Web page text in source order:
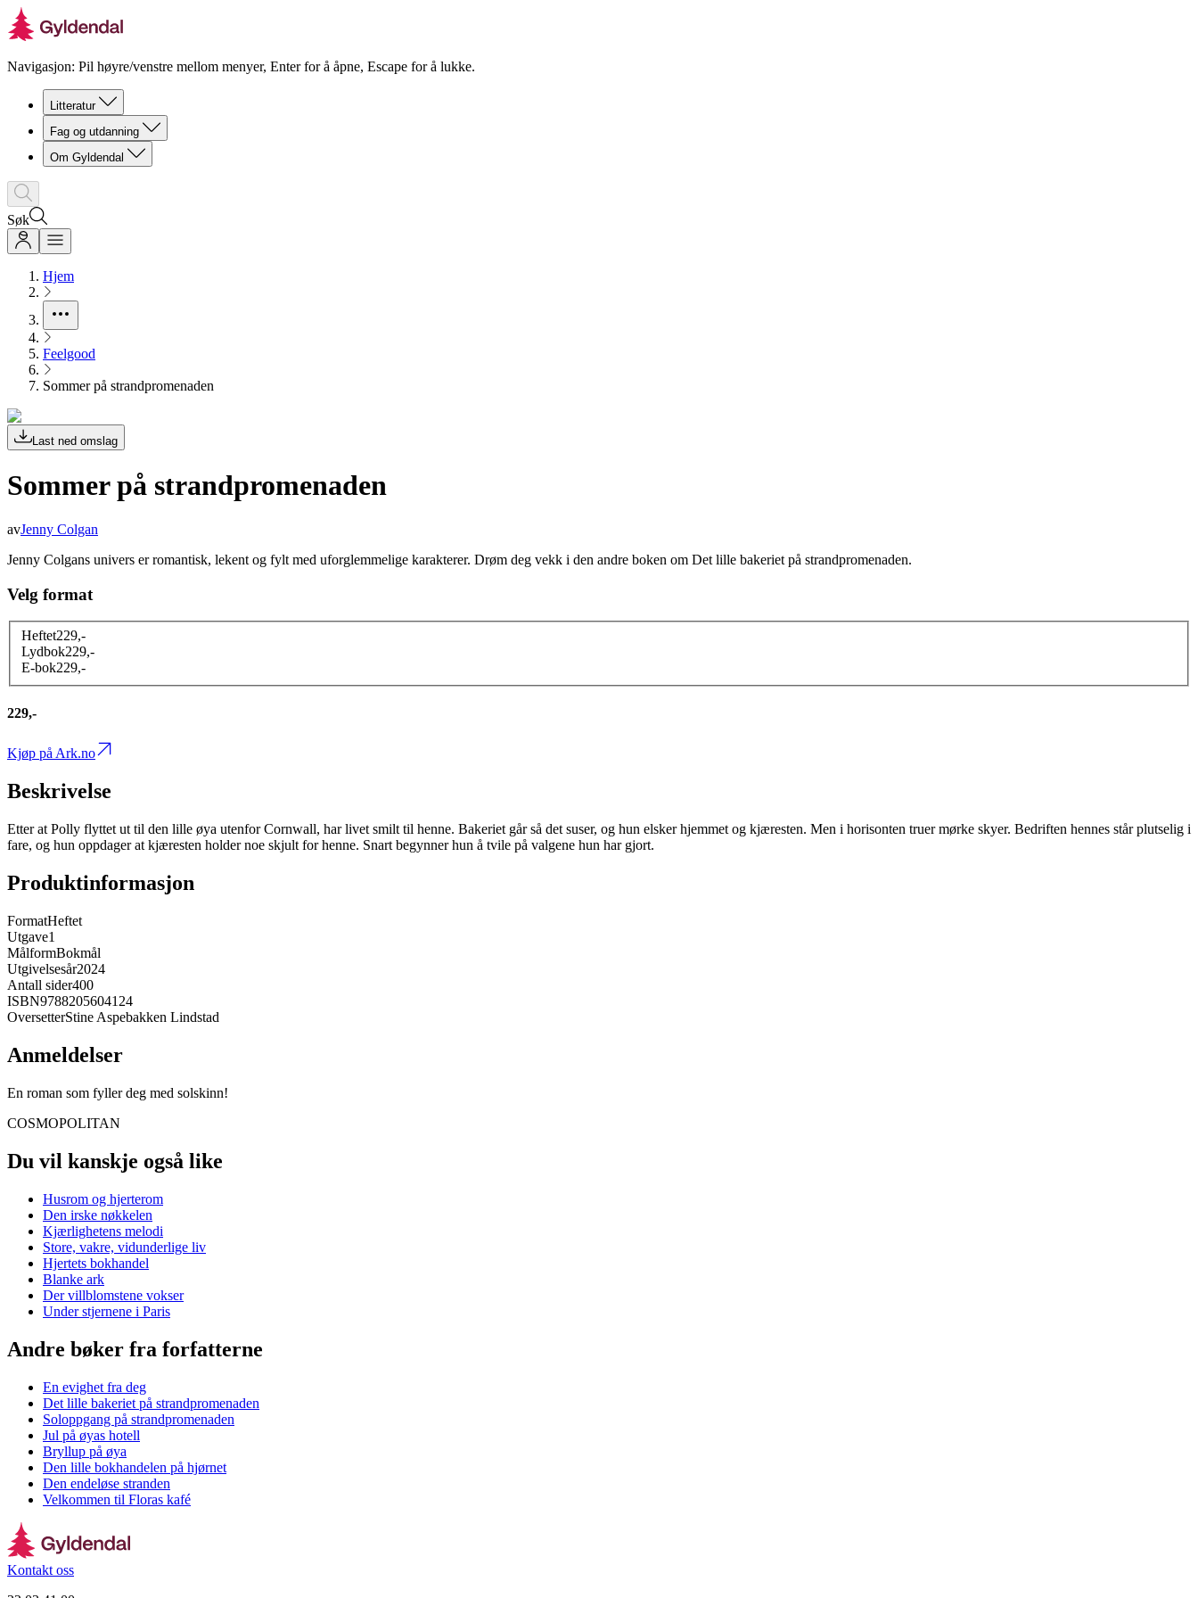
Navigasjon: Pil høyre/venstre mellom menyer, Enter for å åpne, Escape for å lukke.
Litteratur
Fag og utdanning
Om Gyldendal
Søk
Hjem
Feelgood
Sommer på strandpromenaden
Last ned omslag
Sommer på strandpromenaden
avJenny Colgan
Jenny Colgans univers er romantisk, lekent og fylt med uforglemmelige karakterer. Drøm deg vekk i den andre boken om Det lille bakeriet på strandpromenaden.
Velg format
Heftet229,-
Lydbok229,-
E-bok229,-
229,-
Kjøp på Ark.no
Beskrivelse
Etter at Polly flyttet ut til den lille øya utenfor Cornwall, har livet smilt til henne. Bakeriet går så det suser, og hun elsker hjemmet og kjæresten. Men i horisonten truer mørke skyer. Bedriften hennes står plutselig i
fare, og hun oppdager at kjæresten holder noe skjult for henne. Snart begynner hun å tvile på valgene hun har gjort.
Produktinformasjon
FormatHeftet
Utgave1
MålformBokmål
Utgivelsesår2024
Antall sider400
ISBN9788205604124
OversetterStine Aspebakken Lindstad
Anmeldelser
En roman som fyller deg med solskinn!
COSMOPOLITAN
Du vil kanskje også like
Husrom og hjerterom
Den irske nøkkelen
Kjærlighetens melodi
Store, vakre, vidunderlige liv
Hjertets bokhandel
Blanke ark
Der villblomstene vokser
Under stjernene i Paris
Andre bøker fra forfatterne
En evighet fra deg
Det lille bakeriet på strandpromenaden
Soloppgang på strandpromenaden
Jul på øyas hotell
Bryllup på øya
Den lille bokhandelen på hjørnet
Den endeløse stranden
Velkommen til Floras kafé
Kontakt oss